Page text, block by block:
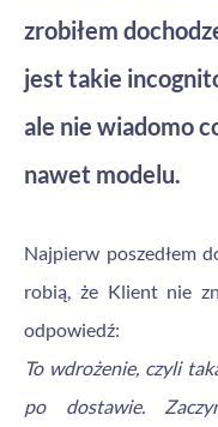
zrobiłem
jest takie
ale nie wiadomo
nawet modelu.
Najpierw poszedłem
robią, że Klient nie
odpowiedź:
To wdrożenie, czyli
po dostawie.